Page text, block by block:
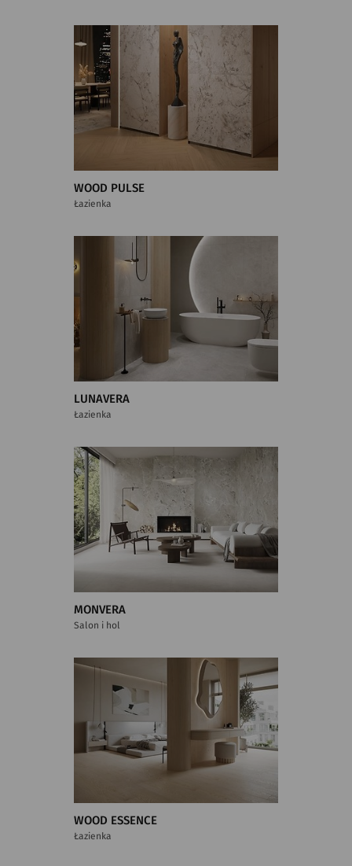
WOOD PULSE
Łazienka
LUNAVERA
Łazienka
MONVERA
Salon i hol
WOOD ESSENCE
Łazienka